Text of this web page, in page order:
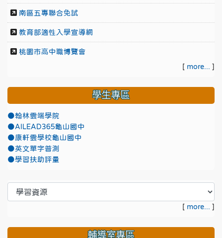
南區五專聯合免試
教育部適性入學宣導網
桃園市高中職博覽會
[ more... ]
學生專區
●翰林雲端學院
●AILEAD365龜山國中
●康軒雲學校龜山國中
●英文單字普測
●學習扶助評量
[ more... ]
輔導室專區